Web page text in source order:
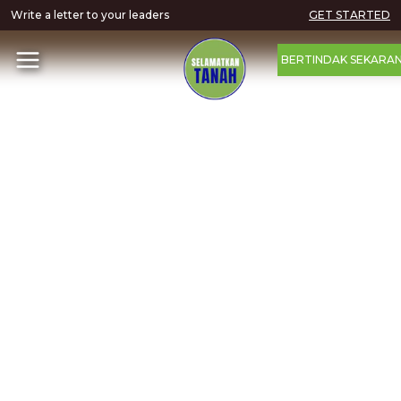
Write a letter to your leaders GET STARTED
BERTINDAK